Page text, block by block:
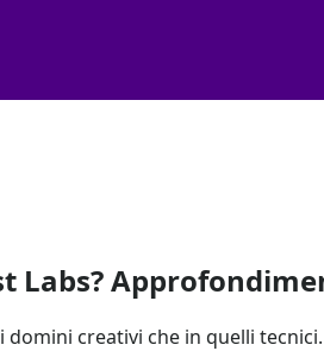
Labs?
creativi che in quelli